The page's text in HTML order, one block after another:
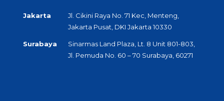
Jakarta
Jl. Cikini Raya No. 71 Kec, Menteng,
Jakarta Pusat, DKI Jakarta 10330
Surabaya
Sinarmas Land Plaza, Lt. 8 Unit 801-803,
Jl. Pemuda No. 60 – 70 Surabaya, 60271